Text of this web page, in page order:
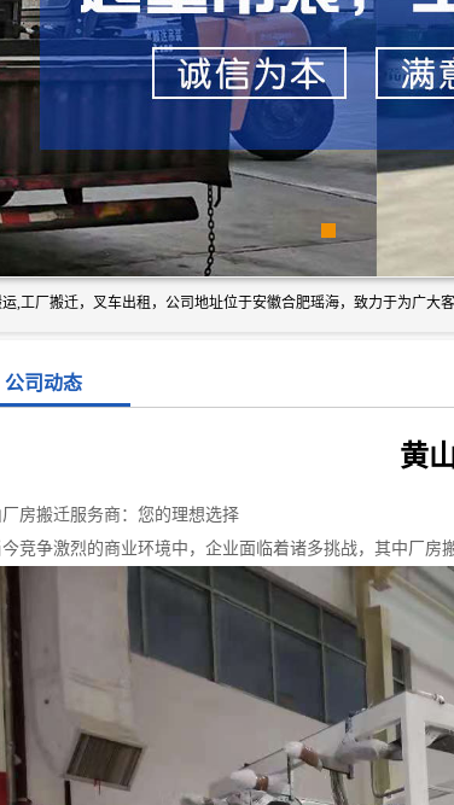
公司动态
黄
房搬迁服务商：您的理想选择
竞争激烈的商业环境中，企业面临着诸多挑战，其中厂房